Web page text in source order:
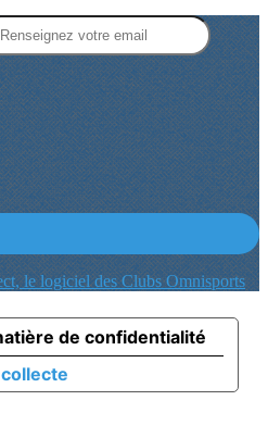
le logiciel des Clubs Omnisports
de confidentialité